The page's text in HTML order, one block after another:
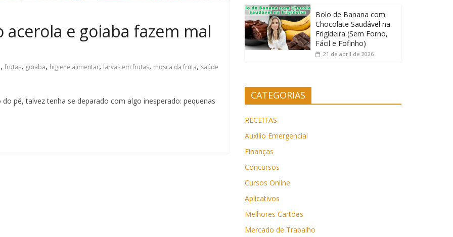
e goiaba fazem mal
, frutas, goiaba, higiene alimentar, larvas em frutas, mosca da fruta, saúde
pé, talvez tenha se deparado com algo inesperado: pequenas
Bolo de Banana com
Chocolate Saudável na
Frigideira (Sem Forno,
Fácil e Fofinho)
21 de abril de 2026
CATEGORIAS
RECEITAS
Auxilio Emergencial
Finanças
Concursos
Cursos Online
Aplicativos
Melhores Cartões
Mercado de Trabalho